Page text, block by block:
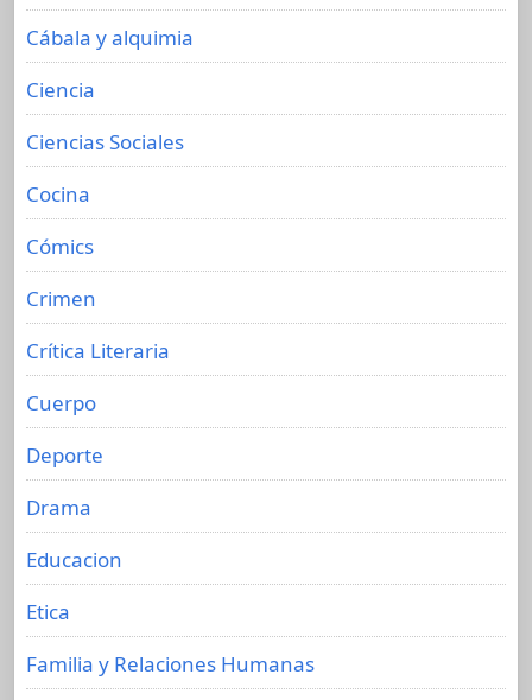
Cábala y alquimia
Ciencia
Ciencias Sociales
Cocina
Cómics
Crimen
Crítica Literaria
Cuerpo
Deporte
Drama
Educacion
Etica
Familia y Relaciones Humanas